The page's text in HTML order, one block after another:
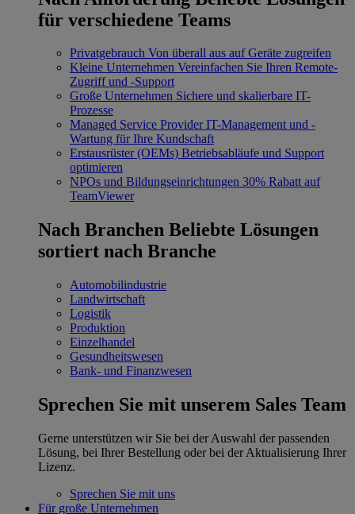
für verschiedene Teams
Privatgebrauch Von überall aus auf Geräte zugreifen
Kleine Unternehmen Vereinfachen Sie Ihren Remote-
Zugriff und -Support
Große Unternehmen Sichere und skalierbare IT-
Prozesse
Managed Service Provider IT-Management und -
Wartung für Ihre Kundschaft
Erstausrüster (OEMs) Betriebsabläufe und Support
optimieren
NPOs und Bildungseinrichtungen 30% Rabatt auf
TeamViewer
Nach Branchen Beliebte Lösungen
sortiert nach Branche
Automobilindustrie
Landwirtschaft
Logistik
Produktion
Einzelhandel
Gesundheitswesen
Bank- und Finanzwesen
Sprechen Sie mit unserem Sales Team
Gerne unterstützen wir Sie bei der Auswahl der passenden
Lösung, bei Ihrer Bestellung oder bei der Aktualisierung Ihrer
Lizenz.
Sprechen Sie mit uns
Für große Unternehmen